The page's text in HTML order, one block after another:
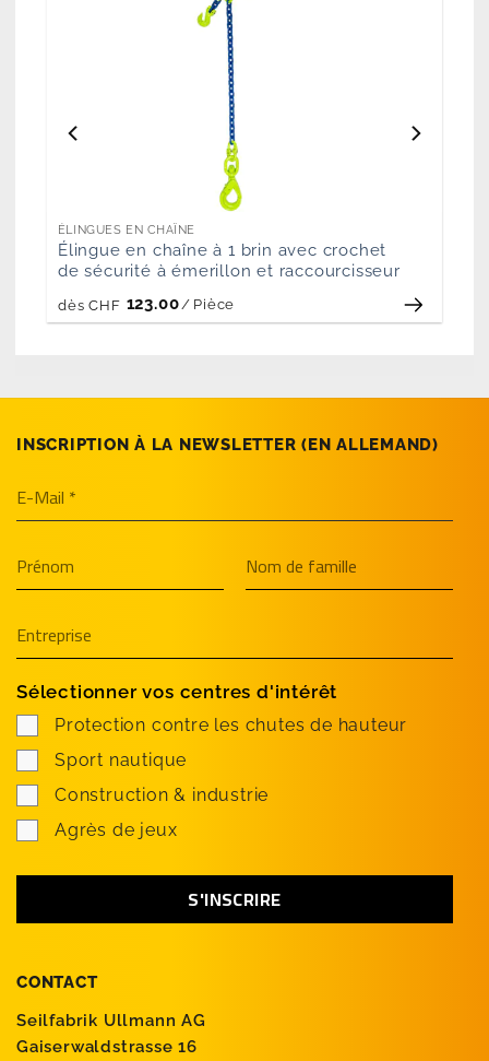
ÉLINGUES EN CHAÎNE
Élingue en chaîne à 1 brin avec crochet
de sécurité à émerillon et raccourcisseur
dès CHF 123.00 / Pièce
CONTACT
Seilfabrik Ullmann AG
Gaiserwaldstrasse 16
INSCRIPTION À LA NEWSLETTER (EN­ ALLEMAND)
Sélectionner vos centres d'intérêt
Protection contre les chutes de hauteur
Sport nautique
Construction & industrie
Agrès de jeux